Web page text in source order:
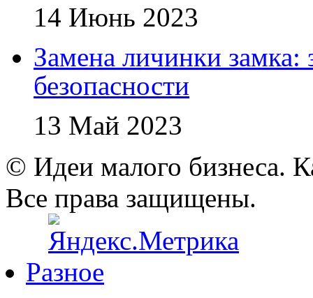
14 Июнь 2023
Замена личинки замка:
безопасности
13 Май 2023
© Идеи малого бизнеса.
Все права защищены.
Разное